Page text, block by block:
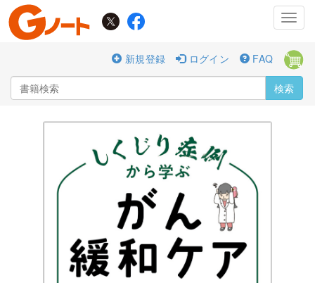
新規登録
ログイン FAQ
検索